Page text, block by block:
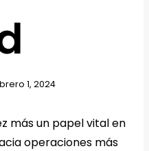
1, 2024
más un papel vital en
operaciones más